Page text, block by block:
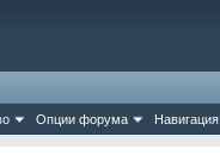
Опции форума Навигация